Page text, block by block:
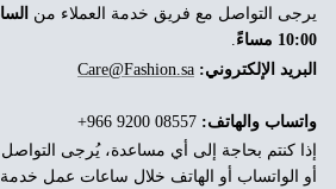
يرجى التواصل مع فريق خدمة العملاء من
10:00 مساءً
البريد الإلكتروني: Care@Fashion.sa
واتساب والهاتف:
إذا كنتم بحاجة إلى أي مساعدة، يُرجى التواصل
أو الواتساب أو الهاتف خلال ساعات عمل خدمة